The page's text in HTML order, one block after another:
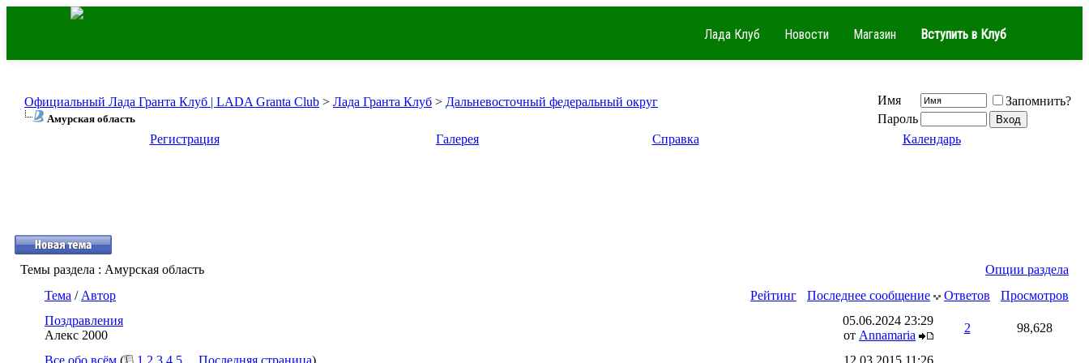
Лада Клуб Новости Магазин Вступить в Клуб
Официальный Лада Гранта Клуб | LADA Granta Club > Лада Гранта Клуб > Дальневосточный федеральный округ
Амурская область
Имя
Запомнить?
Пароль
Регистрация
Галерея Справка Календарь
Темы раздела : Амурская область
Опции раздела
Рейтинг
Тема / Автор Последнее сообщение Ответов
Просмотров
Поздравления
Алекс 2000
05.06.2024 23:29
от Annamaria
2 98,628
Все обо всём ( 1 2 3 4 5 Последняя страница) 12.03.2015 11:26